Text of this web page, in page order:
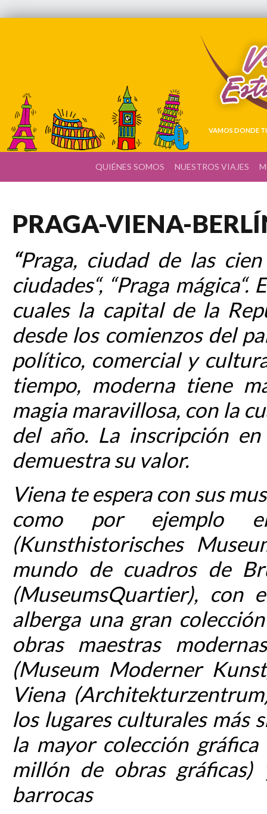
VAMOS DONDE
QUIÉNES SOMOS NUESTROS VIAJES
PRAGA-VIENA-
“Praga, ciudad de las
ciudades“, “Praga
cuales la capital de la
desde los comienzos del
político, comercial y
tiempo, moderna tiene
magia maravillosa, con la
del año. La inscripción
demuestra su valor.
Viena te espera con sus
como por ejemplo
(Kunsthistorisches
mundo de cuadros de
(MuseumsQuartier), con
alberga una gran
obras maestras
(Museum Moderner
Viena
los lugares culturales más
la mayor colección
millón de obras gráficas)
barrocas